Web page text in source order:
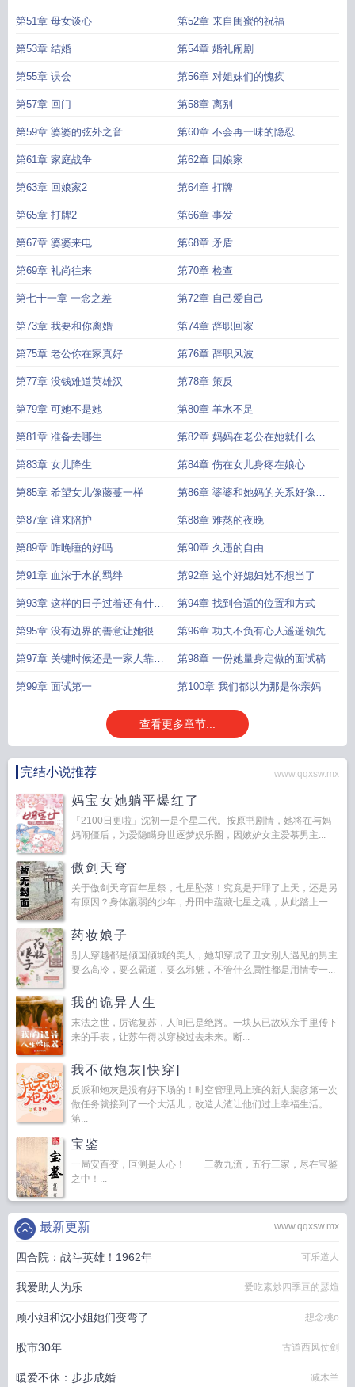
第51章 母女谈心 第52章 来自闺蜜的祝福
第53章 结婚 第54章 婚礼闹剧
第55章 误会 第56章 对姐妹们的愧疚
第57章 回门 第58章 离别
第59章 婆婆的弦外之音 第60章 不会再一味的隐忍
第61章 家庭战争 第62章 回娘家
第63章 回娘家2 第64章 打牌
第65章 打牌2 第66章 事发
第67章 婆婆来电 第68章 矛盾
第69章 礼尚往来 第70章 检查
第七十一章 一念之差 第72章 自己爱自己
第73章 我要和你离婚 第74章 辞职回家
第75章 老公你在家真好 第76章 辞职风波
第77章 没钱难道英雄汉 第78章 策反
第79章 可她不是她 第80章 羊水不足
第81章 准备去哪生 第82章 妈妈在老公在她就什么都
不怕
第83章 女儿降生 第84章 伤在女儿身疼在娘心
第85章 希望女儿像藤蔓一样 第86章 婆婆和她妈的关系好像也
很微妙
第87章 谁来陪护 第88章 难熬的夜晚
第89章 昨晚睡的好吗 第90章 久违的自由
第91章 血浓于水的羁绊 第92章 这个好媳妇她不想当了
第93章 这样的日子过着还有什么
意思
第94章 找到合适的位置和方式
第95章 没有边界的善意让她很不
舒服
第96章 功夫不负有心人遥遥领先
第97章 关键时候还是一家人靠得
住
第98章 一份她量身定做的面试稿
第99章 面试第一 第100章 我们都以为那是你亲妈
查看更多章节...
完结小说推荐 www.qqxsw.mx
妈宝女她躺平爆红了
「2100日更啦」沈初一是个星二代。按原书剧情，她将在与妈
妈闹僵后，为爱隐瞒身世逐梦娱乐圈，因嫉妒女主爱慕男主...
傲剑天穹
关于傲剑天穹百年星祭，七星坠落！究竟是开罪了上天，还是另
有原因？身体羸弱的少年，丹田中蕴藏七星之魂，从此踏上一...
药妆娘子
别人穿越都是倾国倾城的美人，她却穿成了丑女别人遇见的男主
要么高冷，要么霸道，要么邪魅，不管什么属性都是用情专一...
我的诡异人生
末法之世，厉诡复苏，人间已是绝路。一块从已故双亲手里传下
来的手表，让苏午得以穿梭过去未来。断...
我不做炮灰[快穿]
反派和炮灰是没有好下场的！时空管理局上班的新人裴彦第一次
做任务就接到了一个大活儿，改造人渣让他们过上幸福生活。
第...
宝鉴
一局安百变，叵测是人心！ 三教九流，五行三家，尽在宝鉴
之中！...
www.qqxsw.mx
最新更新
四合院：战斗英雄！1962年 可乐道人
我爱助人为乐 爱吃素炒四季豆的瑟煊
顾小姐和沈小姐她们变弯了 想念桃o
股市30年 古道西风仗剑
暖爱不休：步步成婚 减木兰